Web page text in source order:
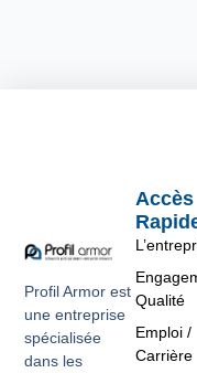
Profil Armor est
une entreprise
spécialisée
dans les
Accès
Qualité
Emploi /
Carrière